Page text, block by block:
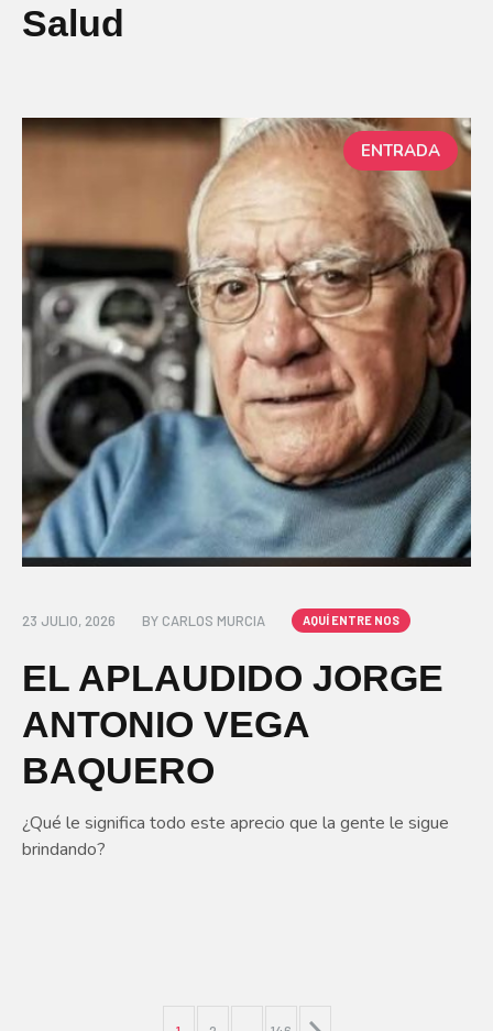
Salud
ENTRADA
23 JULIO, 2026 BY CARLOS MURCIA AQUÍ ENTRE NOS
EL APLAUDIDO JORGE
ANTONIO VEGA
BAQUERO
¿Qué le significa todo este aprecio que la gente le sigue
brindando?